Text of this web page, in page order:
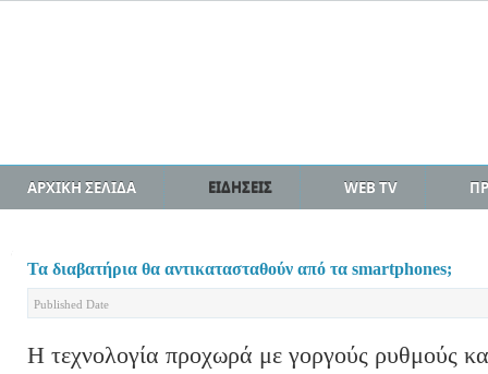
ΑΡΧΙΚΗ ΣΕΛΙΔΑ ΕΙΔΗΣΕΙΣ WEB TV
Τα διαβατήρια θα αντικατασταθούν από τα smartphones;
Published Date
Η τεχνολογία προχωρά με γοργούς ρυθμούς